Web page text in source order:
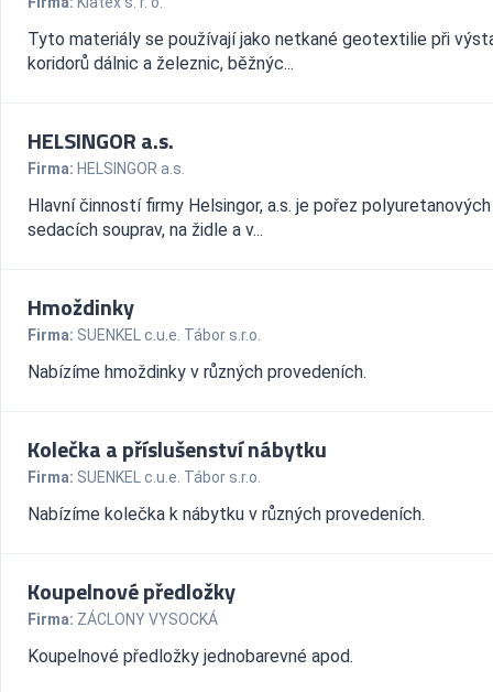
Tyto materiály se používají jako netkané geotextilie při
koridorů dálnic a železnic, běžnýc...
HELSINGOR a.s.
Firma: HELSINGOR a.s.
Hlavní činností firmy Helsingor, a.s. je pořez
sedacích souprav, na židle a v...
Hmoždinky
Firma: SUENKEL c.u.e. Tábor s.r.o.
Nabízíme hmoždinky v různých provedeních.
Kolečka a příslušenství nábytku
Firma: SUENKEL c.u.e. Tábor s.r.o.
Nabízíme kolečka k nábytku v různých provedeních.
Koupelnové předložky
Firma: ZÁCLONY VYSOCKÁ
Koupelnové předložky jednobarevné apod.